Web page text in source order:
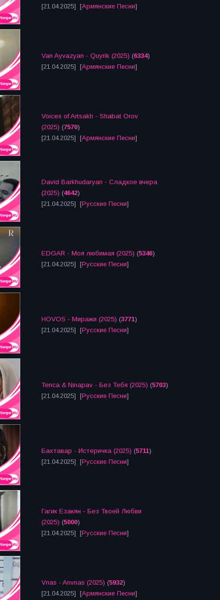
[21.04.2025] [Армянские Песни]
Van Ayvazyan - Quyrik (2025) (6334)
[21.04.2025] [Армянские Песни]
Voices of Artsakh - Shabat Orov
(2025) (7570)
[21.04.2025] [Армянские Песни]
David Barkhudaryan - Сладкое вчера
(2025) (4642)
[21.04.2025] [Русские Песни]
EDGAR - Моя любимая (2025) (5346)
[21.04.2025] [Русские Песни]
HOVOS - Миражи (2025) (3771)
[21.04.2025] [Русские Песни]
Tenca & Ninapav - Без Тебя (2025) (5703)
[21.04.2025] [Русские Песни]
Бахтавар - Истеричка (2025) (5711)
[21.04.2025] [Русские Песни]
Гагик Езакян - Без Твоей Любви
(2025) (5000)
[21.04.2025] [Русские Песни]
Vnas - Anvnas (2025) (5932)
[21.04.2025] [Армянские Песни]